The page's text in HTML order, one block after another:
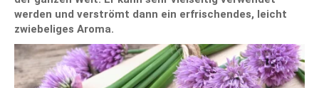
werden und verströmt dann ein erfrischendes, leicht
zwiebeliges Aroma.